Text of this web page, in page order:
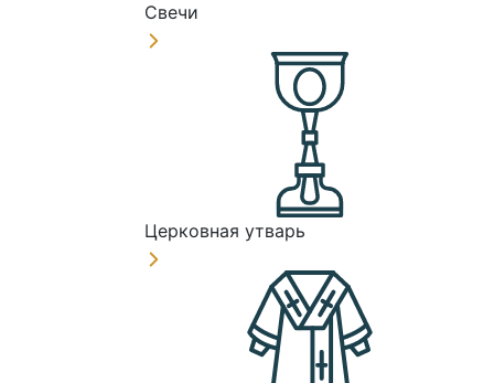
Свечи
Церковная утварь